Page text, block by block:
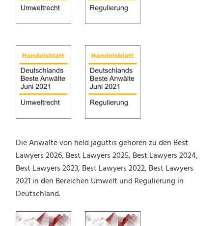
Die Anwälte von held jaguttis gehören zu den Best
Lawyers 2026, Best Lawyers 2025, Best Lawyers 2024,
Best Lawyers 2023, Best Lawyers 2022, Best Lawyers
2021 in den Bereichen Umwelt und Regulierung in
Deutschland.